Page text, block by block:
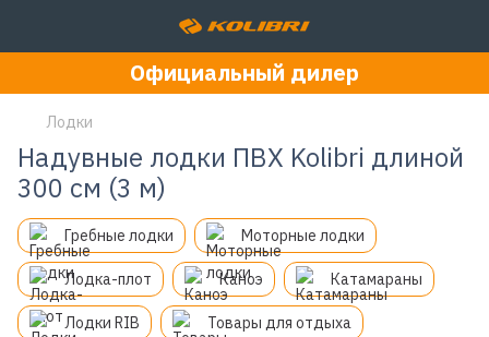
Официальный дилер
Лодки
Надувные лодки ПВХ Kolibri длиной
300 см (3 м)
Гребные лодки Моторные лодки
Лодка-плот Каноэ Катамараны
Лодки RIB Товары для отдыха